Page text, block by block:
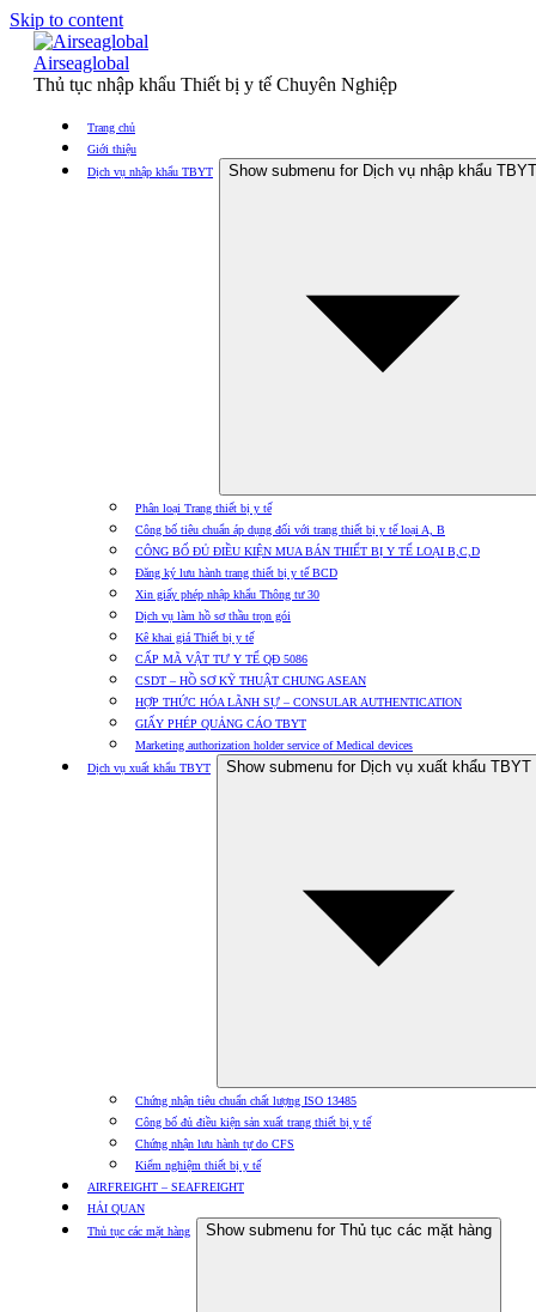
Skip to content
Airseaglobal
Thủ tục nhập khẩu Thiết bị y tế Chuyên Nghiệp
Trang chủ
Giới thiệu
Dịch vụ nhập khẩu TBYT
Show submenu for Dịch vụ nhập khẩu TBYT
Phân loại Trang thiết bị y tế
Công bố tiêu chuẩn áp dụng đối với trang thiết bị y tế loại A, B
CÔNG BỐ ĐỦ ĐIỀU KIỆN MUA BÁN THIẾT BỊ Y TẾ LOẠI B,C,D
Đăng ký lưu hành trang thiết bị y tế BCD
Xin giấy phép nhập khẩu Thông tư 30
Dịch vụ làm hồ sơ thầu trọn gói
Kê khai giá Thiết bị y tế
CẤP MÃ VẬT TƯ Y TẾ QĐ 5086
CSDT – HỒ SƠ KỸ THUẬT CHUNG ASEAN
HỢP THỨC HÓA LÃNH SỰ – CONSULAR AUTHENTICATION
GIẤY PHÉP QUẢNG CÁO TBYT
Marketing authorization holder service of Medical devices
Dịch vụ xuất khẩu TBYT
Show submenu for Dịch vụ xuất khẩu TBYT
Chứng nhận tiêu chuẩn chất lượng ISO 13485
Công bố đủ điều kiện sản xuất trang thiết bị y tế
Chứng nhận lưu hành tự do CFS
Kiểm nghiệm thiết bị y tế
AIRFREIGHT – SEAFREIGHT
HẢI QUAN
Thủ tục các mặt hàng
Show submenu for Thủ tục các mặt hàng